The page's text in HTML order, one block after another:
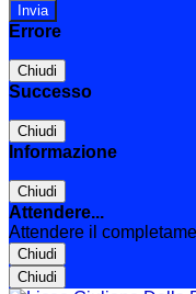
Errore
Chiudi
Successo
Chiudi
Informazione
Chiudi
Attendere...
Attendere il
Chiudi
Chiudi